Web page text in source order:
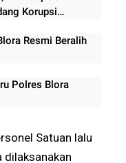
Korupsi
Resmi Beralih
Polres Blora
Satuan lalu
dilaksanakan